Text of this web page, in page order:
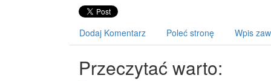
Dodaj Komentarz Poleć stronę Wpis
Przeczytać warto: